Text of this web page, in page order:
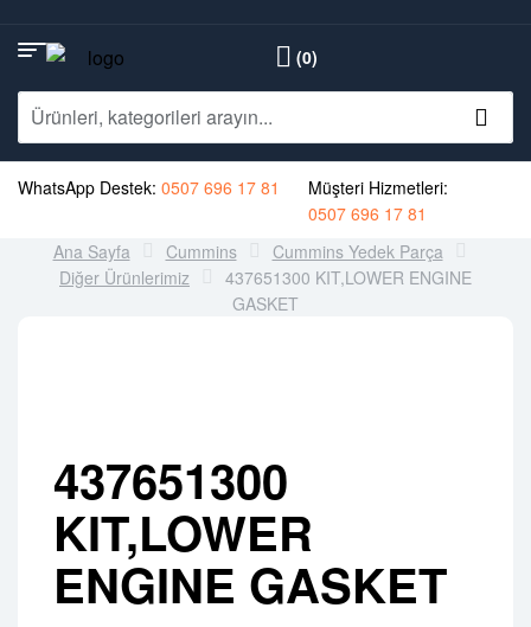
(0)
WhatsApp Destek: 0507 696 17 81
Müşteri Hizmetleri:
0507 696 17 81
Ana Sayfa
Cummins
Cummins Yedek Parça
Diğer Ürünlerimiz
437651300 KIT,LOWER ENGINE
GASKET
437651300
KIT,LOWER
ENGINE GASKET